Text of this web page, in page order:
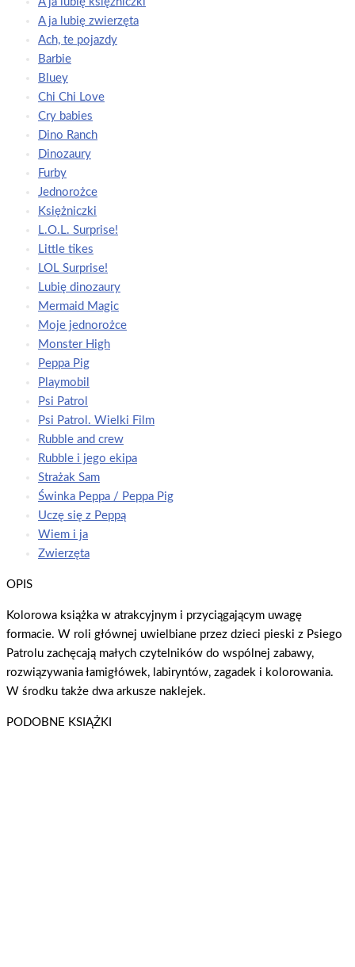
A ja lubię zwierzęta
Ach, te pojazdy
Barbie
Bluey
Chi Chi Love
Cry babies
Dino Ranch
Dinozaury
Furby
Jednorożce
Księżniczki
L.O.L. Surprise!
Little tikes
LOL Surprise!
Lubię dinozaury
Mermaid Magic
Moje jednorożce
Monster High
Peppa Pig
Playmobil
Psi Patrol
Psi Patrol. Wielki Film
Rubble and crew
Rubble i jego ekipa
Strażak Sam
Świnka Peppa / Peppa Pig
Uczę się z Peppą
Wiem i ja
Zwierzęta
OPIS
Kolorowa książka w atrakcyjnym i przyciągającym uwagę
formacie. W roli głównej uwielbiane przez dzieci pieski z Psiego
Patrolu zachęcają małych czytelników do wspólnej zabawy,
rozwiązywania łamigłówek, labiryntów, zagadek i kolorowania.
W środku także dwa arkusze naklejek.
PODOBNE KSIĄŻKI